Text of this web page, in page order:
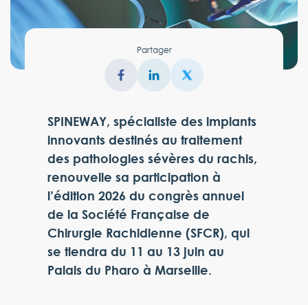
Partager
SPINEWAY, spécialiste des implants
innovants destinés au traitement
des pathologies sévères du rachis,
renouvelle sa participation à
l’édition 2026 du congrès annuel
de la Société Française de
Chirurgie Rachidienne (SFCR), qui
se tiendra du 11 au 13 juin au
Palais du Pharo à Marseille.